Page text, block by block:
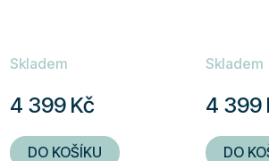
Skladem
4 399 Kč
DO KOŠÍKU
Skladem
4 399
DO